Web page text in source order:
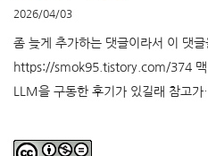
2026/04/03
좀 늦게 추가하는 댓글이라서 이 댓글
https://smok95.tistory.com/374 맥
LLM을 구동한 후기가 있길래 참고